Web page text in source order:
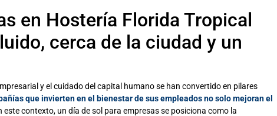
en Hostería Florida Tropical
cerca de la ciudad y un
y el cuidado del capital humano se han convertido en pilares
que invierten en el bienestar de sus empleados no solo mejoran el
este contexto, un día de sol para empresasse posiciona como la